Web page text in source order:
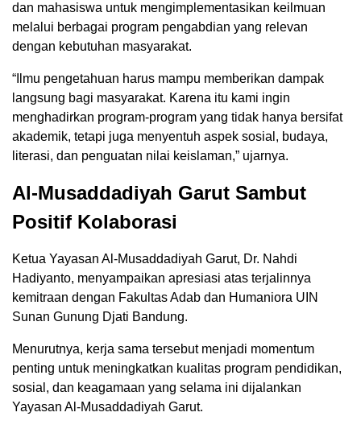
dan mahasiswa untuk mengimplementasikan keilmuan
melalui berbagai program pengabdian yang relevan
dengan kebutuhan masyarakat.
“Ilmu pengetahuan harus mampu memberikan dampak
langsung bagi masyarakat. Karena itu kami ingin
menghadirkan program-program yang tidak hanya bersifat
akademik, tetapi juga menyentuh aspek sosial, budaya,
literasi, dan penguatan nilai keislaman,” ujarnya.
Al-Musaddadiyah Garut Sambut
Positif Kolaborasi
Ketua Yayasan Al-Musaddadiyah Garut, Dr. Nahdi
Hadiyanto, menyampaikan apresiasi atas terjalinnya
kemitraan dengan Fakultas Adab dan Humaniora UIN
Sunan Gunung Djati Bandung.
Menurutnya, kerja sama tersebut menjadi momentum
penting untuk meningkatkan kualitas program pendidikan,
sosial, dan keagamaan yang selama ini dijalankan
Yayasan Al-Musaddadiyah Garut.